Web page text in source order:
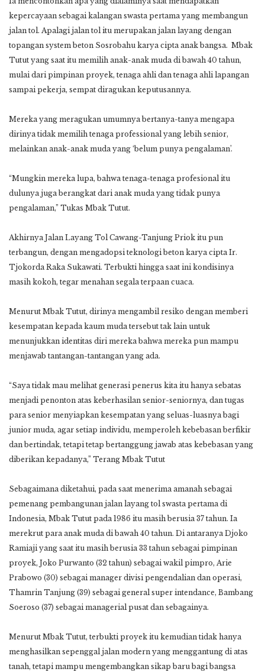
kepercayaan sebagai kalangan swasta pertama yang membangun
jalan tol. Apalagi jalan tol itu merupakan jalan layang dengan
topangan system beton Sosrobahu karya cipta anak bangsa. Mbak
Tutut yang saat itu memilih anak-anak muda di bawah 40 tahun,
mulai dari pimpinan proyek, tenaga ahli dan tenaga ahli lapangan
sampai pekerja, sempat diragukan keputusannya.
Mereka yang meragukan umumnya bertanya-tanya mengapa
dirinya tidak memilih tenaga professional yang lebih senior,
melainkan anak-anak muda yang ‘belum punya pengalaman’.
“Mungkin mereka lupa, bahwa tenaga-tenaga profesional itu
dulunya juga berangkat dari anak muda yang tidak punya
pengalaman,” Tukas Mbak Tutut.
Akhirnya Jalan Layang Tol Cawang-Tanjung Priok itu pun
terbangun, dengan mengadopsi teknologi beton karya cipta Ir.
Tjokorda Raka Sukawati. Terbukti hingga saat ini kondisinya
masih kokoh, tegar menahan segala terpaan cuaca.
Menurut Mbak Tutut, dirinya mengambil resiko dengan memberi
kesempatan kepada kaum muda tersebut tak lain untuk
menunjukkan identitas diri mereka bahwa mereka pun mampu
menjawab tantangan-tantangan yang ada.
“Saya tidak mau melihat generasi penerus kita itu hanya sebatas
menjadi penonton atas keberhasilan senior-seniornya, dan tugas
para senior menyiapkan kesempatan yang seluas-luasnya bagi
junior muda, agar setiap individu, memperoleh kebebasan berfikir
dan bertindak, tetapi tetap bertanggung jawab atas kebebasan yang
diberikan kepadanya,” Terang Mbak Tutut
Sebagaimana diketahui, pada saat menerima amanah sebagai
pemenang pembangunan jalan layang tol swasta pertama di
Indonesia, Mbak Tutut pada 1986 itu masih berusia 37 tahun. Ia
merekrut para anak muda di bawah 40 tahun. Di antaranya Djoko
Ramiaji yang saat itu masih berusia 33 tahun sebagai pimpinan
proyek, Joko Purwanto (32 tahun) sebagai wakil pimpro, Arie
Prabowo (30) sebagai manager divisi pengendalian dan operasi,
Thamrin Tanjung (39) sebagai general super intendance, Bambang
Soeroso (37) sebagai managerial pusat dan sebagainya.
Menurut Mbak Tutut, terbukti proyek itu kemudian tidak hanya
menghasilkan sepenggal jalan modern yang menggantung di atas
tanah, tetapi mampu mengembangkan sikap baru bagi bangsa